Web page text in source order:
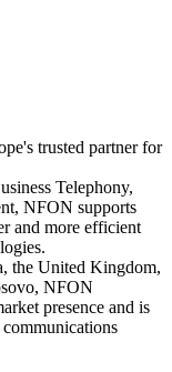
trusted partner for
Telephony,
NFON supports
and more efficient
the United Kingdom,
NFON
presence and is